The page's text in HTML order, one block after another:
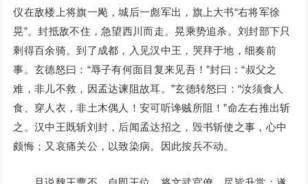
仪在敌楼上将旗一飐，城后一彪军出，旗上大书“右将军徐
晃”。封抵敌不住，急望西川而走。晃乘势追杀。刘封部下只
剩得百余骑。到了成都，入见汉中王，哭拜于地，细奏前
事。玄德怒曰：“辱子有何面目复来见吾！”封曰：“叔父之
难，非儿不救，因孟达谏阻故耳。”玄德转怒曰：“汝须食人
食、穿人衣，非土木偶人！安可听谗贼所阻！”命左右推出斩
之。汉中王既斩刘封，后闻孟达招之，毁书斩使之事，心中
颇悔；又哀痛关公，以致染病。因此按兵不动。